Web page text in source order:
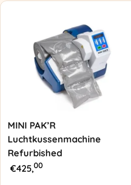
MINI PAK’R
Luchtkussenmachine
Refurbished
€425,00